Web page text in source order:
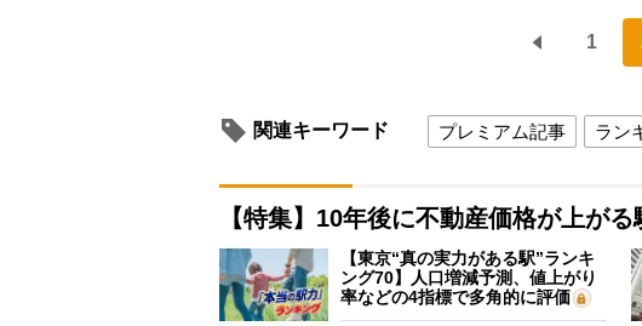
1
関連キーワード プレミアム記事 ラン
【特集】10年後に不動産価格が上が
【東京“真の実力がある駅”ランキ
ング70】人口増減予測、値上がり
率などの4指標で多角的に評価